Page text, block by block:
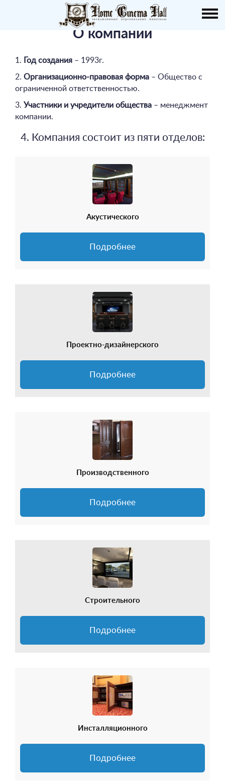
О НАС
ПУБЛИКАЦИИ
КОНТАКТЫ
+7 495-951-3751
+7 495-951-3646
О компании
1. Год создания – 1993г.
2. Организационно-правовая форма – Общество с
ограниченной ответственностью.
3. Участники и учредители общества – менеджмент
компании.
4. Компания состоит из пяти отделов:
Акустического
Подробнее
Проектно-дизайнерского
Подробнее
Производственного
Подробнее
Строительного
Подробнее
Инсталляционного
Подробнее